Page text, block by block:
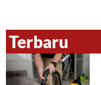
Terbaru